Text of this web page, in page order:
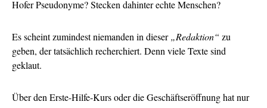
Hofer Pseudonyme? Stecken dahinter echte Menschen?
Es scheint zumindest niemanden in dieser„Redaktion“ zu
geben, der tatsächlich recherchiert. Denn viele Texte sind
geklaut.
Über den Erste-Hilfe-Kurs oder die Geschäftseröffnung hat nur